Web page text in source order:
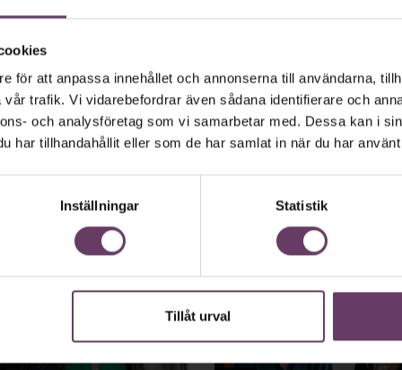
för att anpassa innehållet och annonserna till användarna,
trafik. Vi vidarebefordrar även sådana identifierare och
och analysföretag som vi samarbetar med. Dessa kan i
har tillhandahållit eller som de har samlat in när du har
Inställningar Statistik
Tillåt urval
Läs vår integritetspolicy här.